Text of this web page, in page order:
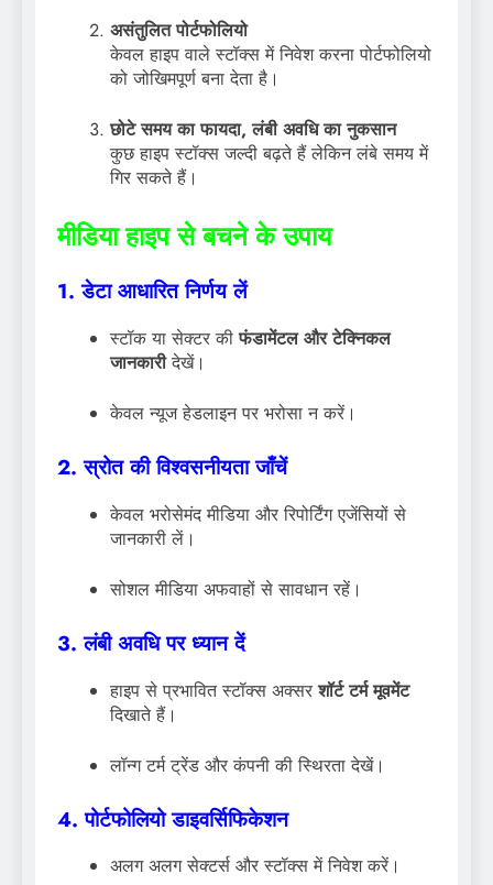
असंतुलित पोर्टफोलियो
केवल हाइप वाले स्टॉक्स में निवेश करना पोर्टफोलियो
को जोखिमपूर्ण बना देता है।
छोटे समय का फायदा, लंबी अवधि का नुकसान
कुछ हाइप स्टॉक्स जल्दी बढ़ते हैं लेकिन लंबे समय में
गिर सकते हैं।
मीडिया हाइप से बचने के उपाय
1. डेटा आधारित निर्णय लें
स्टॉक या सेक्टर कीफंडामेंटल और टेक्निकल
जानकारीदेखें।
केवल न्यूज हेडलाइन पर भरोसा न करें।
2. स्रोत की विश्वसनीयता जाँचें
केवल भरोसेमंद मीडिया और रिपोर्टिंग एजेंसियों से
जानकारी लें।
सोशल मीडिया अफवाहों से सावधान रहें।
3. लंबी अवधि पर ध्यान दें
हाइप से प्रभावित स्टॉक्स अक्सरशॉर्ट टर्म मूवमेंट
दिखाते हैं।
लॉन्ग टर्म ट्रेंड और कंपनी की स्थिरता देखें।
4. पोर्टफोलियो डाइवर्सिफिकेशन
अलग अलग सेक्टर्स और स्टॉक्स में निवेश करें।